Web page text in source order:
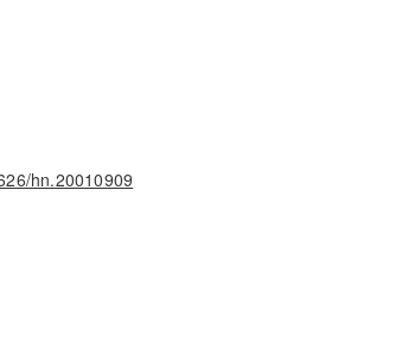
hn.20010909